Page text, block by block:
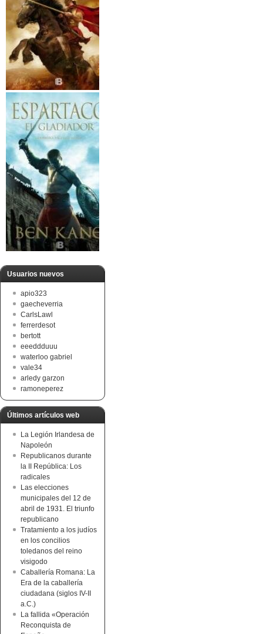
Usuarios nuevos
apio323
gaecheverria
CarlsLawl
ferrerdesot
bertott
eeeddduuu
waterloo gabriel
vale34
arledy garzon
ramoneperez
Últimos artículos web
La Legión Irlandesa de
Napoleón
Republicanos durante
la II República: Los
radicales
Las elecciones
municipales del 12 de
abril de 1931. El triunfo
republicano
Tratamiento a los judíos
en los concilios
toledanos del reino
visigodo
Caballería Romana: La
Era de la caballería
ciudadana (siglos IV-II
a.C.)
La fallida «Operación
Reconquista de